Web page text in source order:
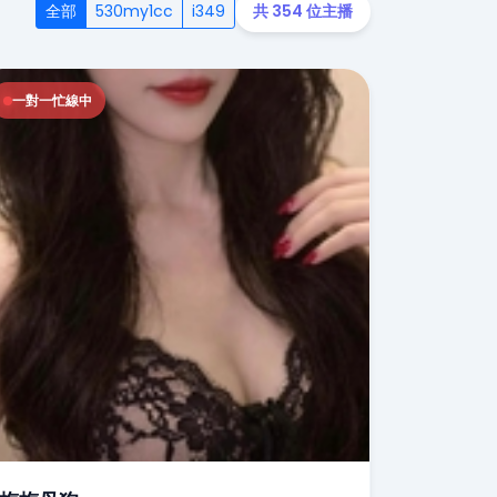
全部 530my1cc i349 共 354 位主播
一對一忙線中